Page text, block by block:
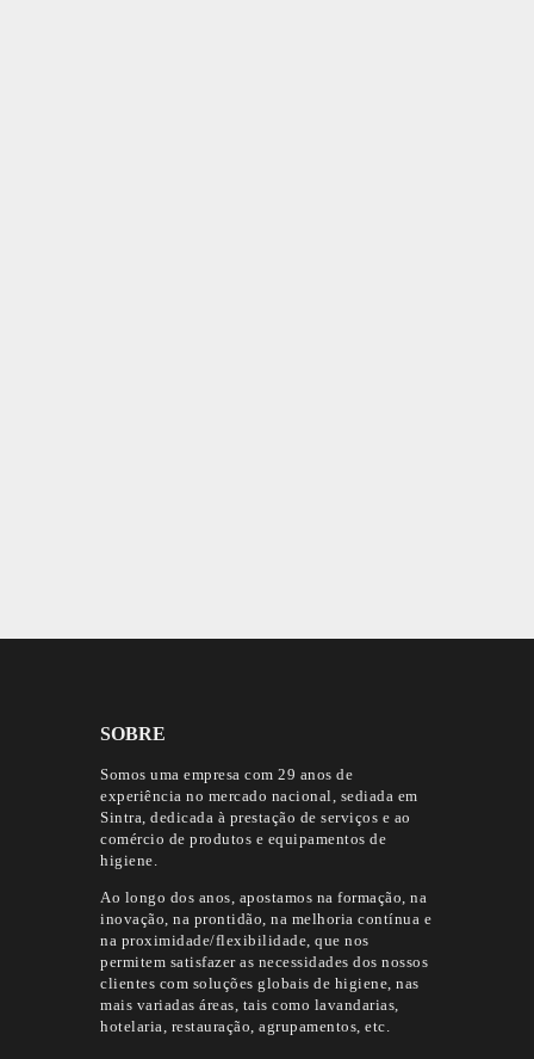
SOBRE
Somos uma empresa com 29 anos de
experiência no mercado nacional, sediada em
Sintra, dedicada à prestação de serviços e ao
comércio de produtos e equipamentos de
higiene.
Ao longo dos anos, apostamos na formação, na
inovação, na prontidão, na melhoria contínua e
na proximidade/flexibilidade, que nos
permitem satisfazer as necessidades dos nossos
clientes com soluções globais de higiene, nas
mais variadas áreas, tais como lavandarias,
hotelaria, restauração, agrupamentos, etc.